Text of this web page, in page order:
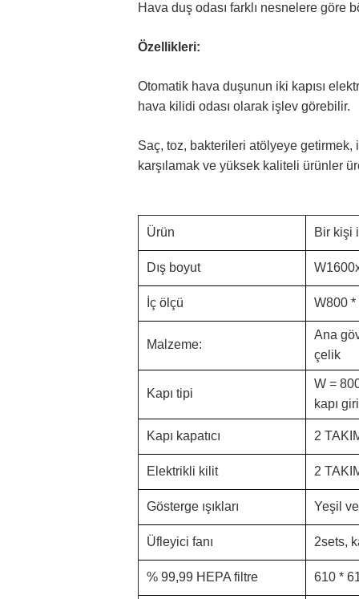
Hava duş odası farklı nesnelere göre
Özellikleri:
Otomatik hava duşunun iki kapısı
hava kilidi odası olarak işlev görebilir.
Saç, toz, bakterileri atölyeye getirmek,
karşılamak ve yüksek kaliteli ürünler
Ürün Bir kişi
Dış boyut
İç ölçü W800 *
Malzeme:
Ana
çelik
Kapı tipi
W =
kapı
Kapı kapatıcı 2
Elektrikli kilit 2
Gösterge ışıkları Yeşil ve
Üfleyici fanı 2sets,
% 99,99 HEPA filtre 610 *